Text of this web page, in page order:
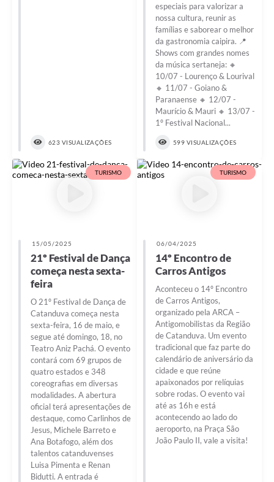
623 VISUALIZAÇÕES
especiais para valorizar a
nossa cultura, reunir as
famílias e saborear o melhor
da gastronomia caipira. 📍
Shows com grandes nomes
da música sertaneja: 🔸
10/07 - Lourenço & Lourival
🔸 11/07 - Goiano &
Paranaense 🔸 12/07 -
Maurício & Mauri 🔸 13/07 -
1º Festival Nacional...
599 VISUALIZAÇÕES
TURISMO
15/05/2025
21º Festival de Dança
começa nesta sexta-
feira
O 21º Festival de Dança de
Catanduva começa nesta
sexta-feira, 16 de maio, e
segue até domingo, 18, no
Teatro Aniz Pachá. O evento
contará com 69 grupos de
quatro estados e 348
coreografias em diversas
modalidades. A abertura
oficial terá apresentações de
destaque, como Carlinhos de
Jesus, Michele Barreto e
Ana Botafogo, além dos
talentos catanduvenses
Luisa Pimenta e Renan
Bidutti. A entrada é
TURISMO
06/04/2025
14º Encontro de
Carros Antigos
Aconteceu o 14º Encontro
de Carros Antigos,
organizado pela ARCA –
Antigomobilistas da Região
de Catanduva. Um evento
tradicional que faz parte do
calendário de aniversário da
cidade e que reúne
apaixonados por relíquias
sobre rodas. O evento vai
até as 16h e está
acontecendo ao lado do
aeroporto, na Praça São
João Paulo II, vale a visita!